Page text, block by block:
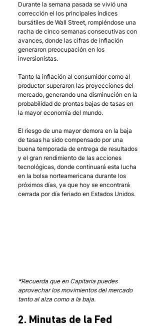
Durante la semana pasada se vivió una
corrección el los principales índices
bursátiles de Wall Street, rompiéndose una
racha de cinco semanas consecutivas con
avances, donde las cifras de inflación
generaron preocupación en los
inversionistas.
Tanto la inflación al consumidor como al
productor superaron las proyecciones del
mercado, generando una disminución en la
probabilidad de prontas bajas de tasas en
la mayor economía del mundo.
El riesgo de una mayor demora en la baja
de tasas ha sido compensado por una
buena temporada de entrega de resultados
y el gran rendimiento de las acciones
tecnológicas, donde continuará esta lucha
en la bolsa norteamericana durante los
próximos días, ya que hoy se encontrará
cerrada por día feriado en Estados Unidos.
*Recuerda que en Capitaria puedes
aprovechar los movimientos del mercado
tanto al alza como a la baja.
2. Minutas de la Fed